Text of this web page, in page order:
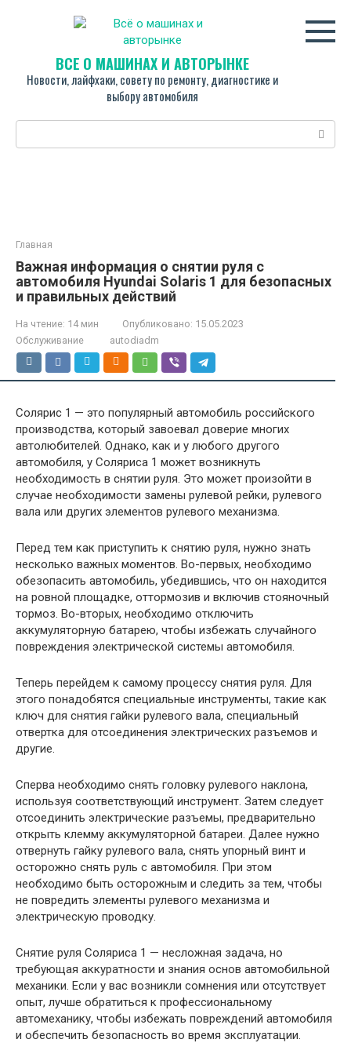
ВСЁ О МАШИНАХ И АВТОРЫНКЕ
Новости, лайфхаки, совету по ремонту, диагностике и
выбору автомобиля
Поиск:
Главная
Важная информация о снятии руля с
автомобиля Hyundai Solaris 1 для безопасных
и правильных действий
На чтение: 14 мин Опубликовано: 15.05.2023
Обслуживание
autodiadm
Солярис 1 — это популярный автомобиль российского
производства, который завоевал доверие многих
автолюбителей. Однако, как и у любого другого
автомобиля, у Соляриса 1 может возникнуть
необходимость в снятии руля. Это может произойти в
случае необходимости замены рулевой рейки, рулевого
вала или других элементов рулевого механизма.
Перед тем как приступить к снятию руля, нужно знать
несколько важных моментов. Во-первых, необходимо
обезопасить автомобиль, убедившись, что он находится
на ровной площадке, оттормозив и включив стояночный
тормоз. Во-вторых, необходимо отключить
аккумуляторную батарею, чтобы избежать случайного
повреждения электрической системы автомобиля.
Теперь перейдем к самому процессу снятия руля. Для
этого понадобятся специальные инструменты, такие как
ключ для снятия гайки рулевого вала, специальный
отвертка для отсоединения электрических разъемов и
другие.
Сперва необходимо снять головку рулевого наклона,
используя соответствующий инструмент. Затем следует
отсоединить электрические разъемы, предварительно
открыть клемму аккумуляторной батареи. Далее нужно
отвернуть гайку рулевого вала, снять упорный винт и
осторожно снять руль с автомобиля. При этом
необходимо быть осторожным и следить за тем, чтобы
не повредить элементы рулевого механизма и
электрическую проводку.
Снятие руля Соляриса 1 — несложная задача, но
требующая аккуратности и знания основ автомобильной
механики. Если у вас возникли сомнения или отсутствует
опыт, лучше обратиться к профессиональному
автомеханику, чтобы избежать повреждений автомобиля
и обеспечить безопасность во время эксплуатации.